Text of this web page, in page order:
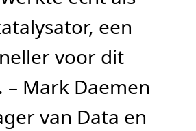
een
voor dit
– Mark Daemen
van Data en